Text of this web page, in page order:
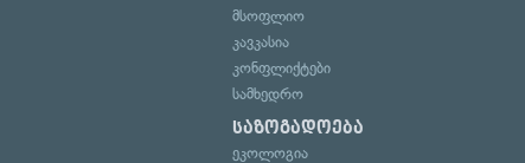
მსოფლიო
კავკასია
კონფლიქტები
სამხედრო
საზოგადოება
ეკოლოგია